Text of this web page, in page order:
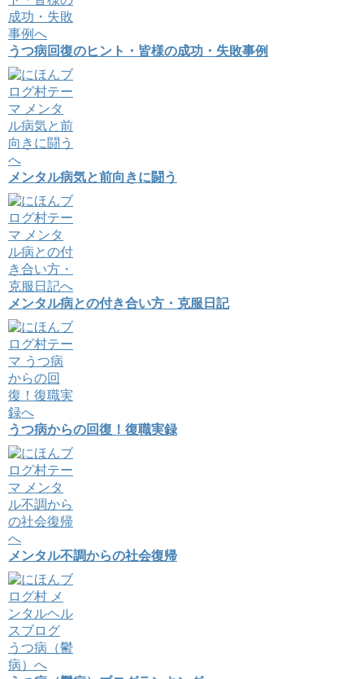
うつ病回復のヒント・皆様の成功・失敗事例
メンタル病気と前向きに闘う
メンタル病との付き合い方・克服日記
うつ病からの回復！復職実録
メンタル不調からの社会復帰